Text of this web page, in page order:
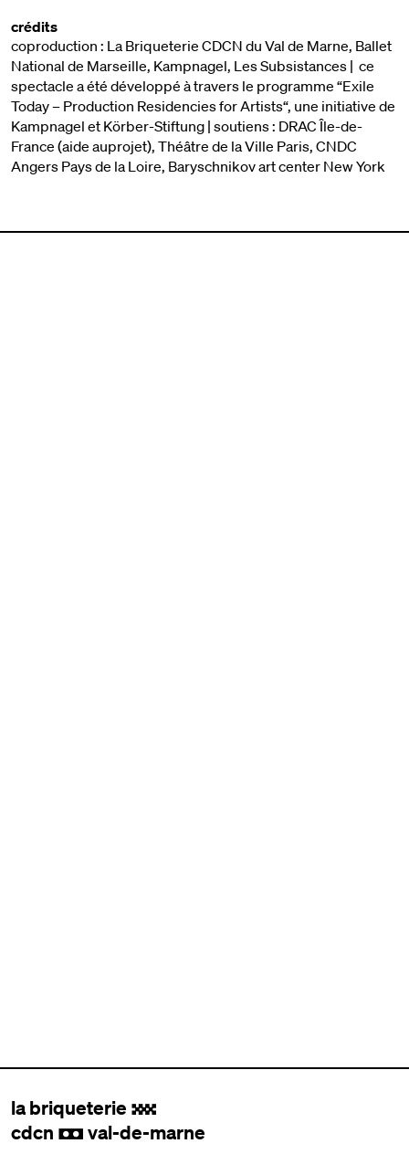
crédits
coproduction : La Briqueterie CDCN du Val de Marne, Ballet
National de Marseille, Kampnagel, Les Subsistances | ce
spectacle a été développé à travers le programme “Exile
Today – Production Residencies for Artists“, une initiative de
Kampnagel et Körber-Stiftung | soutiens : DRAC Île-de-
France (aide auprojet), Théâtre de la Ville Paris, CNDC
Angers Pays de la Loire, Baryschnikov art center New York
la briqueterie .
cdcn , val-de-marne